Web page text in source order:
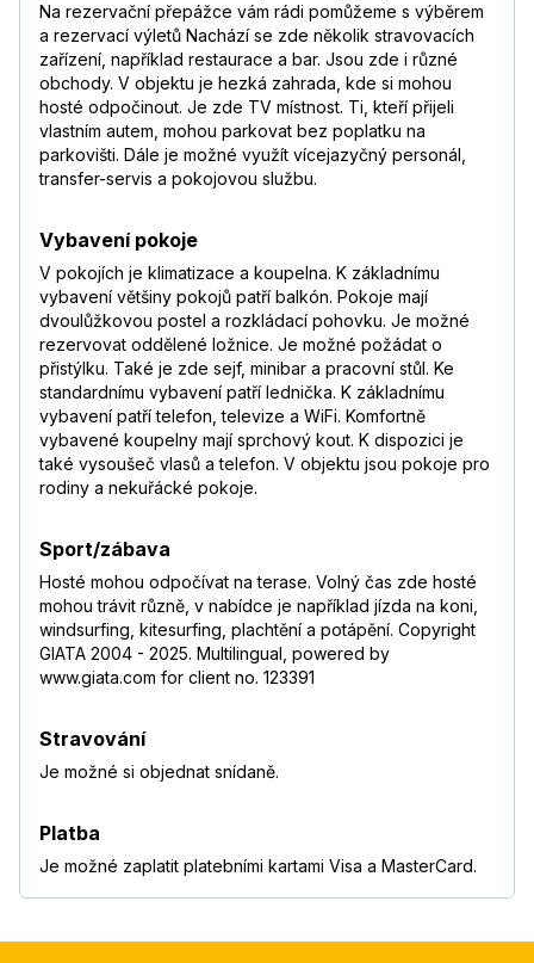
Na rezervační přepážce vám rádi pomůžeme s výběrem
a rezervací výletů Nachází se zde několik stravovacích
zařízení, například restaurace a bar. Jsou zde i různé
obchody. V objektu je hezká zahrada, kde si mohou
hosté odpočinout. Je zde TV místnost. Ti, kteří přijeli
vlastním autem, mohou parkovat bez poplatku na
parkovišti. Dále je možné využít vícejazyčný personál,
transfer-servis a pokojovou službu.
Vybavení pokoje
V pokojích je klimatizace a koupelna. K základnímu
vybavení většiny pokojů patří balkón. Pokoje mají
dvoulůžkovou postel a rozkládací pohovku. Je možné
rezervovat oddělené ložnice. Je možné požádat o
přistýlku. Také je zde sejf, minibar a pracovní stůl. Ke
standardnímu vybavení patří lednička. K základnímu
vybavení patří telefon, televize a WiFi. Komfortně
vybavené koupelny mají sprchový kout. K dispozici je
také vysoušeč vlasů a telefon. V objektu jsou pokoje pro
rodiny a nekuřácké pokoje.
Sport/zábava
Hosté mohou odpočívat na terase. Volný čas zde hosté
mohou trávit různě, v nabídce je například jízda na koni,
windsurfing, kitesurfing, plachtění a potápění. Copyright
GIATA 2004 - 2025. Multilingual, powered by
www.giata.com for client no. 123391
Stravování
Je možné si objednat snídaně.
Platba
Je možné zaplatit platebními kartami Visa a MasterCard.